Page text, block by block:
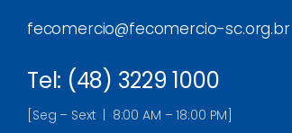
fecomercio@fecomercio-sc.org.br
Tel: (48) 3229 1000
[Seg – Sext | 8:00 AM – 18:00 PM]